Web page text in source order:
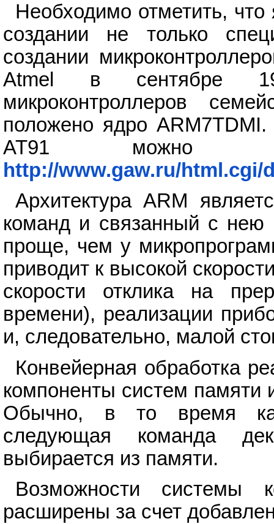
Необходимо отметить,
создании не только
создании
Atmel в сентябре
микроконтроллеров
положено ядро
AT91 можно
http://www.gaw.ru/html.cgi/
Архитектура ARM
команд и связанный с нею
проще, чем у
приводит к высокой
скорости отклика на
времени), реализации
и, следовательно, малой
Конвейерная обработка
компоненты систем памяти
Обычно, в то время
следующая команда
выбирается из памяти.
Возможности системы
расширены за счет